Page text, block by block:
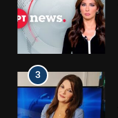
3